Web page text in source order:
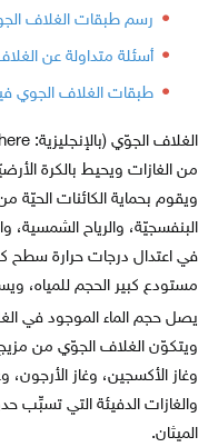
رسم طبقات الغلاف
أسئلة متداولة عن
طبقات الغلاف الجوي
من الغازات ويحيط بالكرة
ويقوم بحماية الكائنات الحيّة
البنفسجيّة، والرياح الشمسية،
في اعتدال درجات حرارة سطح
مستودع كبير الحجم للمياه،
يصل حجم الماء الموجود في الغلاف
ويتكوّن الغلاف الجوّي من مزيج
وغاز الأكسجين، وغاز الأرجون،
والغازات الدفيئة التي تسبِّب
الميثان.